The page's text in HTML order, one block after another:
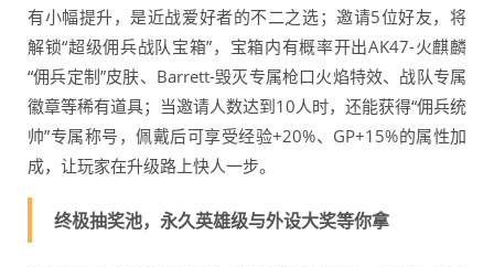
有小幅提升，是近战爱好者的不二之选；邀请5位好友，将
解锁“超级佣兵战队宝箱”，宝箱内有概率开出AK47-火麒麟
“佣兵定制”皮肤、Barrett-毁灭专属枪口火焰特效、战队专属
徽章等稀有道具；当邀请人数达到10人时，还能获得“佣兵统
帅”专属称号，佩戴后可享受经验+20%、GP+15%的属性加
成，让玩家在升级路上快人一步。
终极抽奖池，永久英雄级与外设大奖等你拿